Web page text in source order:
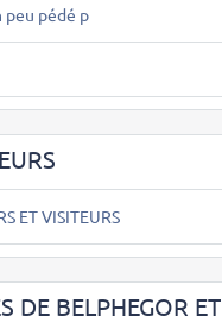
peu pédé p
ET VISITEURS
DE BELPHEGOR ET